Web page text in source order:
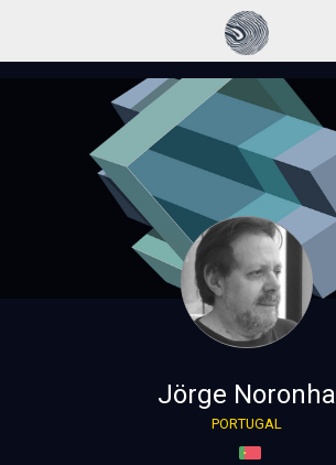
Jörge Noronha
PORTUGAL